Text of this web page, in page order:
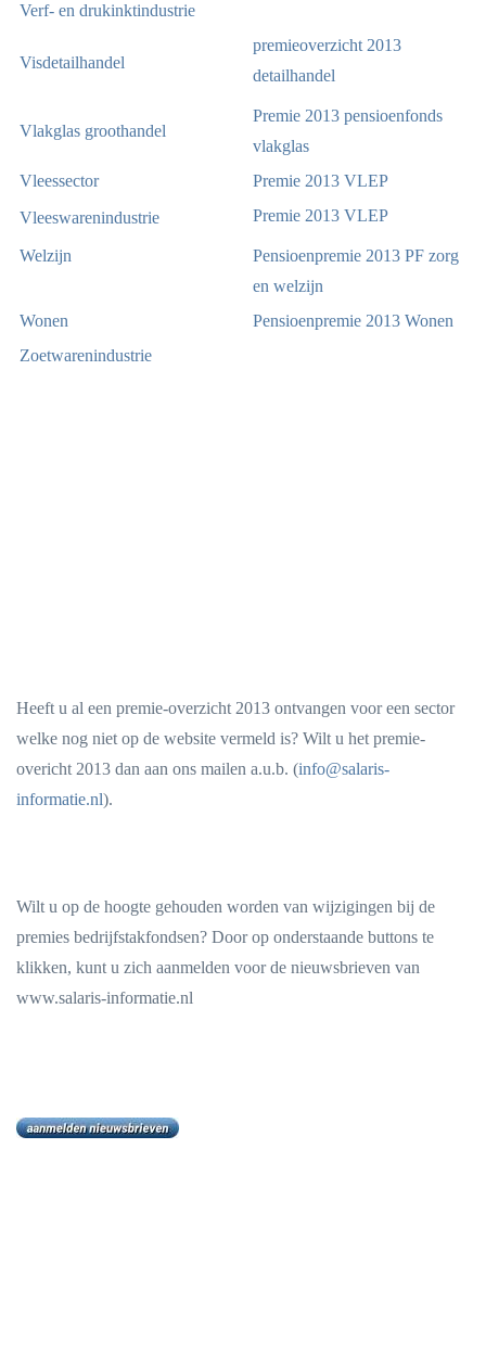
Verf- en drukinktindustrie
Visdetailhandel
premieoverzicht 2013
detailhandel
Vlakglas groothandel
Premie 2013 pensioenfonds
vlakglas
Vleessector
Premie 2013 VLEP
Vleeswarenindustrie
Premie 2013 VLEP
Welzijn
Pensioenpremie 2013 PF zorg
en welzijn
Wonen
Pensioenpremie 2013 Wonen
Zoetwarenindustrie
Heeft u al een premie-overzicht 2013 ontvangen voor een sector
welke nog niet op de website vermeld is? Wilt u het premie-
overicht 2013 dan aan ons mailen a.u.b. (info@salaris-
informatie.nl).
Wilt u op de hoogte gehouden worden van wijzigingen bij de
premies bedrijfstakfondsen? Door op onderstaande buttons te
klikken, kunt u zich aanmelden voor de nieuwsbrieven van
www.salaris-informatie.nl